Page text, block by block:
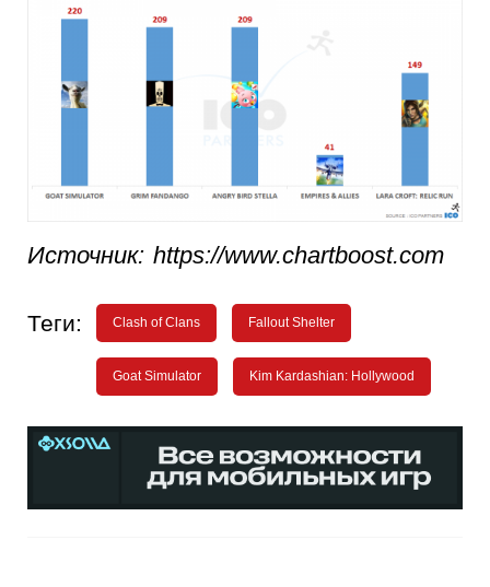
Источник: https://www.chartboost.com
Теги: Clash of Clans Fallout Shelter
Goat Simulator Kim Kardashian: Hollywood